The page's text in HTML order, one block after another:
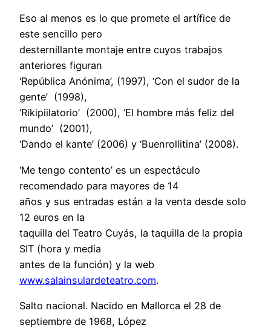
Eso al menos es lo que promete el artífice de
este sencillo pero
desternillante montaje entre cuyos trabajos
anteriores figuran
‘República Anónima’, (1997), ‘Con el sudor de la
gente’ (1998),
‘Rikipiilatorio’ (2000), ‘El hombre más feliz del
mundo’ (2001),
‘Dando el kante’ (2006) y ‘Buenrollitina’ (2008).
‘Me tengo contento’ es un espectáculo
recomendado para mayores de 14
años y sus entradas están a la venta desde solo
12 euros en la
taquilla del Teatro Cuyás, la taquilla de la propia
SIT (hora y media
antes de la función) y la web
www.salainsulardeteatro.com.
Salto nacional. Nacido en Mallorca el 28 de
septiembre de 1968, López